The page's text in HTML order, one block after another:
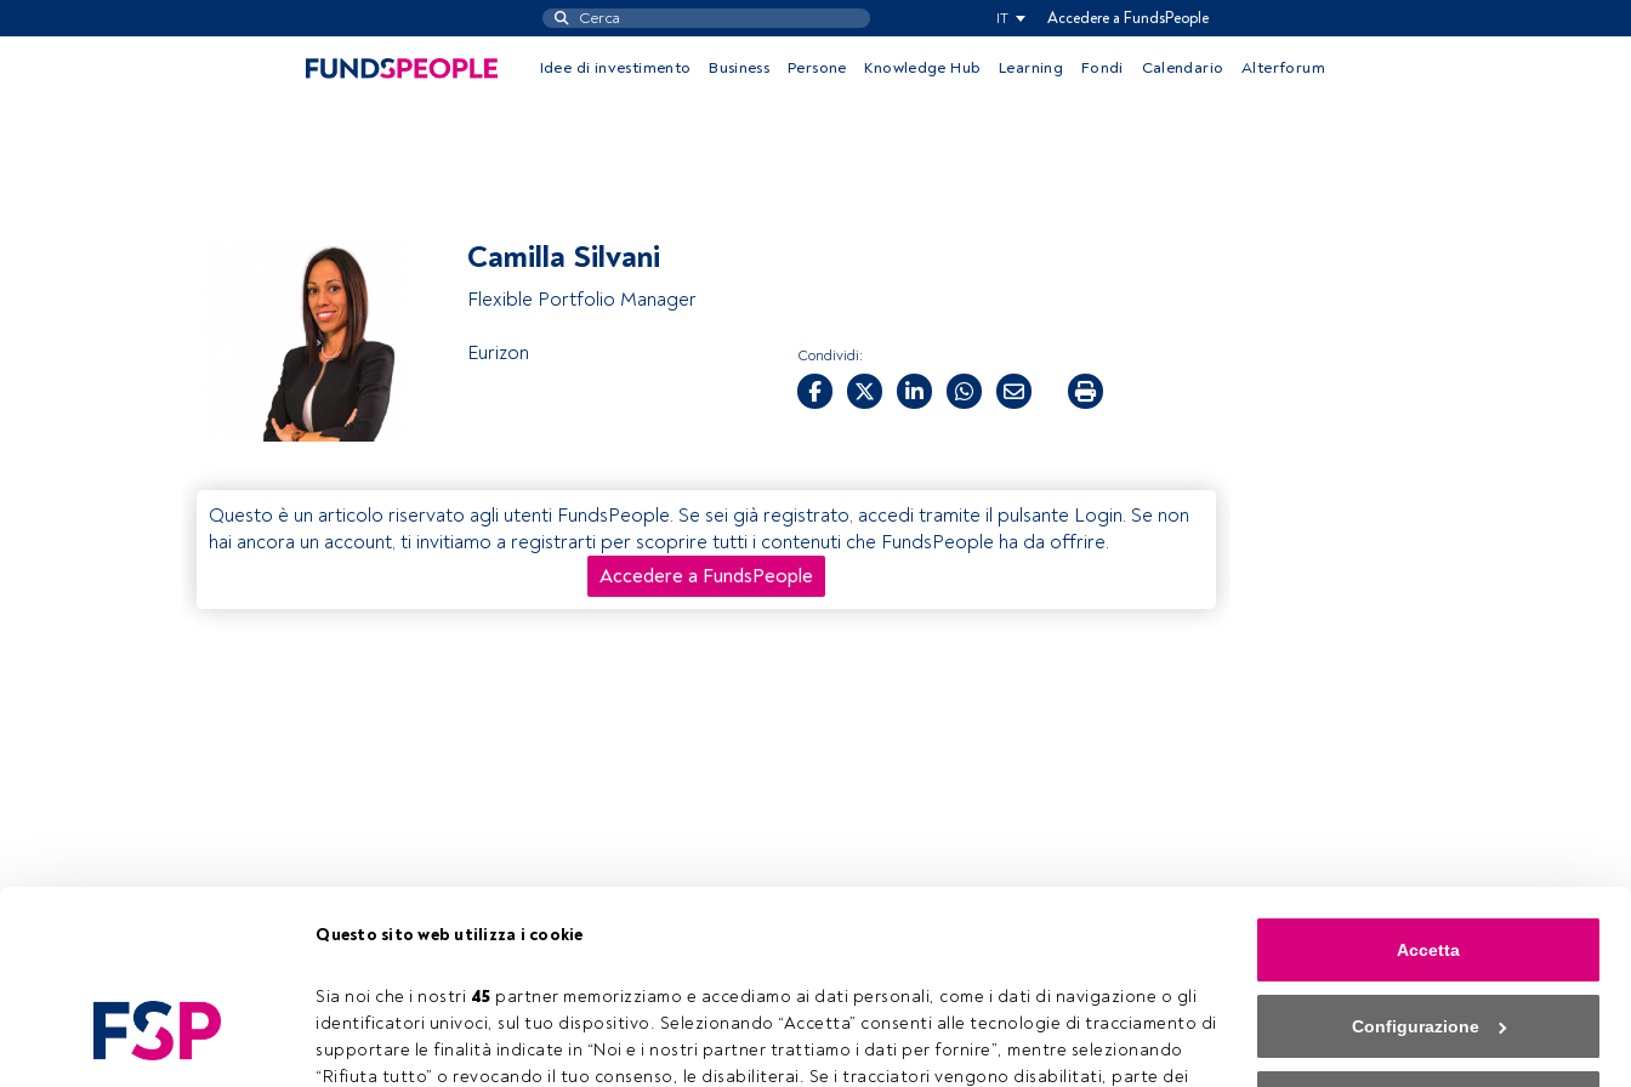
Questo sito web utilizza i cookie
Sia noi che i nostri 45 partner memorizziamo e accediamo ai dati personali, come i dati di navigazione o gli
identificatori univoci, sul tuo dispositivo. Selezionando “Accetta” consenti alle tecnologie di tracciamento di
supportare le finalità indicate in “Noi e i nostri partner trattiamo i dati per fornire”, mentre selezionando
“Rifiuta tutto” o revocando il tuo consenso, le disabiliterai. Se i tracciatori vengono disabilitati, parte dei
Accetta
Configurazione
IT Accedere a FundsPeople
Idee di investimento Business Persone Knowledge Hub Learning Fondi Calendario Alterforum
Camilla Silvani
Flexible Portfolio Manager
Eurizon Condividi:
Questo è un articolo riservato agli utenti FundsPeople. Se sei già registrato, accedi tramite il pulsante Login. Se non
hai ancora un account, ti invitiamo a registrarti per scoprire tutti i contenuti che FundsPeople ha da offrire.
Accedere a FundsPeople